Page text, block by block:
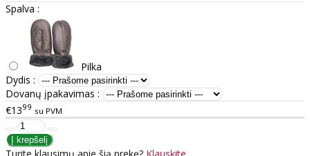
Spalva :
Pilka
Dydis :
Dovanų įpakavimas :
€1399 su PVM